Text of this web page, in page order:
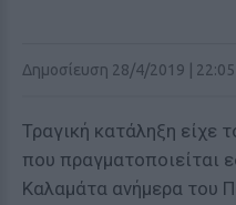
Δημοσίευση 28/4/2019 | 22:05
Τραγική κατάληξη είχε
που πραγματοποιείται
Καλαμάτα ανήμερα του